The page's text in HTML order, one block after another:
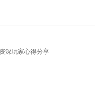
深玩家心得分享